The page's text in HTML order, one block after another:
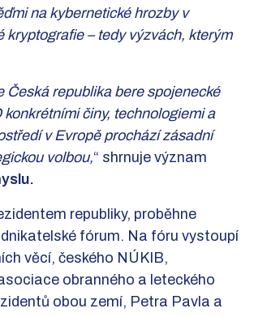
na kybernetické hrozby v
– tedy výzvách, kterým
Česká republika bere spojenecké
činy, technologiemi a
v Evropě prochází zásadní
volbou,“ shrnuje význam
republiky, proběhne
fórum. Na fóru vystoupí
věcí, českého NÚKIB,
obranného a leteckého
obou zemí, Petra Pavla a